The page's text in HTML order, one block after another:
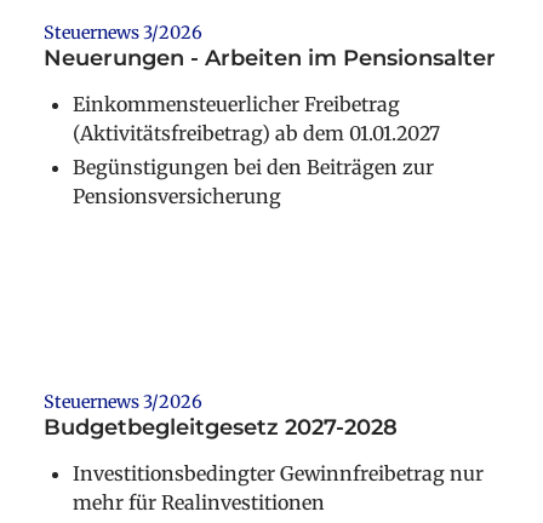
Steuernews 3/2026
Neuerungen - Arbeiten im Pensionsalter
Einkommensteuerlicher Freibetrag
(Aktivitätsfreibetrag) ab dem 01.01.2027
Begünstigungen bei den Beiträgen zur
Pensionsversicherung
Steuernews 3/2026
Budgetbegleitgesetz 2027-2028
Investitionsbedingter Gewinnfreibetrag nur
mehr für Realinvestitionen